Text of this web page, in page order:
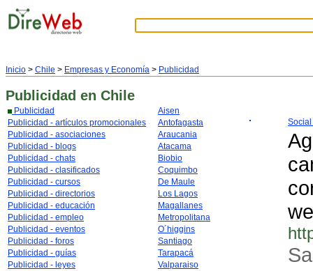
Inicio > Chile > Empresas y Economía > Publicidad
Publicidad en Chile
Publicidad
Publicidad - artículos promocionales
Publicidad - asociaciones
Publicidad - blogs
Publicidad - chats
Publicidad - clasificados
Publicidad - cursos
Publicidad - directorios
Publicidad - educación
Publicidad - empleo
Publicidad - eventos
Publicidad - foros
Publicidad - guías
Publicidad - leyes
Aisen
Antofagasta
Araucania
Atacama
Biobio
Coquimbo
De Maule
Los Lagos
Magallanes
Metropolitana
O´higgins
Santiago
Tarapacá
Valparaiso